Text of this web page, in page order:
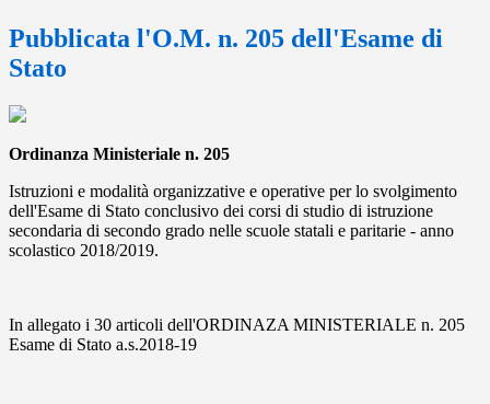
Pubblicata l'O.M. n. 205 dell'Esame di
Stato
Ordinanza Ministeriale n. 205
Istruzioni e modalità organizzative e operative per lo svolgimento
dell'Esame di Stato conclusivo dei corsi di studio di istruzione
secondaria di secondo grado nelle scuole statali e paritarie - anno
scolastico 2018/2019.
In allegato i 30 articoli dell'ORDINAZA MINISTERIALE n. 205
Esame di Stato a.s.2018-19